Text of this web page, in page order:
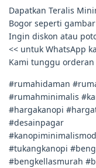
Dapatkan Teralis
Bogor seperti
Ingin diskon atau
<< untuk WhatsApp
Kami tunggu orderan
#rumahidaman
#rumahminimalis
#hargakanopi
#desainpagar
#tukangkanopi
#bengkellasmurah